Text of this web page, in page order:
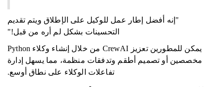
"إنه أفضل إطار عمل للوكيل على الإطلاق ويتم تقديم
التحسينات بشكل لم أره من قبل!"
يمكن للمطورين تعزيز CrewAI من خلال إنشاء وكلاء Python
مخصصين أو تصميم أطقم وتدفقات منظمة، مما يسهل إدارة
تفاعلات الوكلاء على نطاق أوسع.